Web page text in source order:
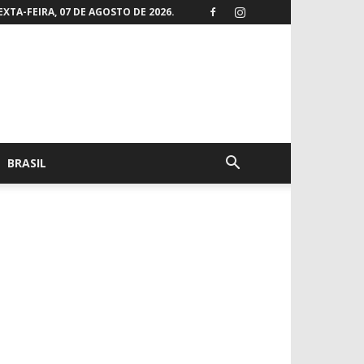
FEIRA, 07 DE AGOSTO DE 2026.
BRASIL